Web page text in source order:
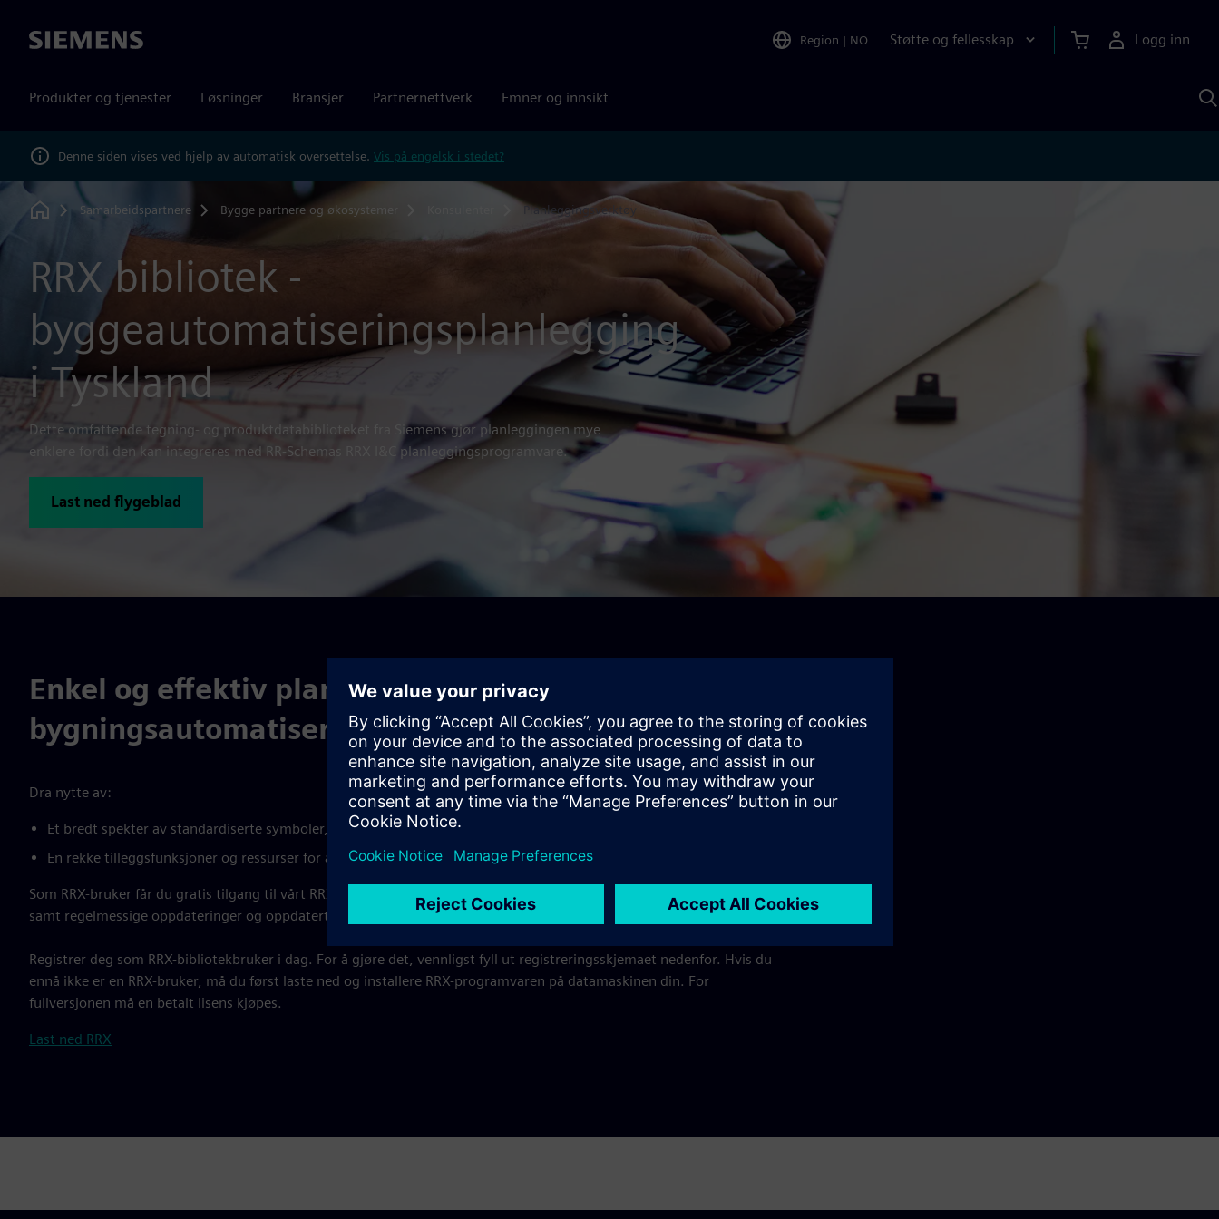
Siemens Region | NO Støtte og fellesskap Logg inn
Produkter og tjenester Løsninger Bransjer Partnernettverk Emner og innsikt
Denne siden vises ved hjelp av automatisk oversettelse. Vis på engelsk i stedet?
Home
Samarbeidspartnere Bygge partnere og økosystemer Planleggingsverktøy
RRX bibliotek -
byggeautomatiseringsplanlegging
i Tyskland
Dette omfattende tegning- og produktdatabiblioteket fra Siemens gjør planleggingen mye
enklere fordi den kan integreres med RR-Schemas RRX I&C planleggingsprogramvare.
Last ned flygeblad
Enkel og effektiv planlegging av
bygningsautomatisering
Dra nytte av:
Et bredt spekter av standardiserte symboler, artikler og maler - spesielt for planlegging av bygningsautomatisering
En rekke tilleggsfunksjoner og ressurser for å effektivisere og effektivisere arbeidsflyter
Som RRX-bruker får du gratis tilgang til vårt RRX-tegning- og produktdatabibliotek ved å registrere deg hos Siemens,
samt regelmessige oppdateringer og oppdatert informasjon via e-post. Så, du er alltid oppdatert.
Registrer deg som RRX-bibliotekbruker i dag. For å gjøre det, vennligst fyll ut registreringsskjemaet nedenfor. Hvis du
ennå ikke er en RRX-bruker, må du først laste ned og installere RRX-programvaren på datamaskinen din. For
fullversjonen må en betalt lisens kjøpes.
Last ned RRX